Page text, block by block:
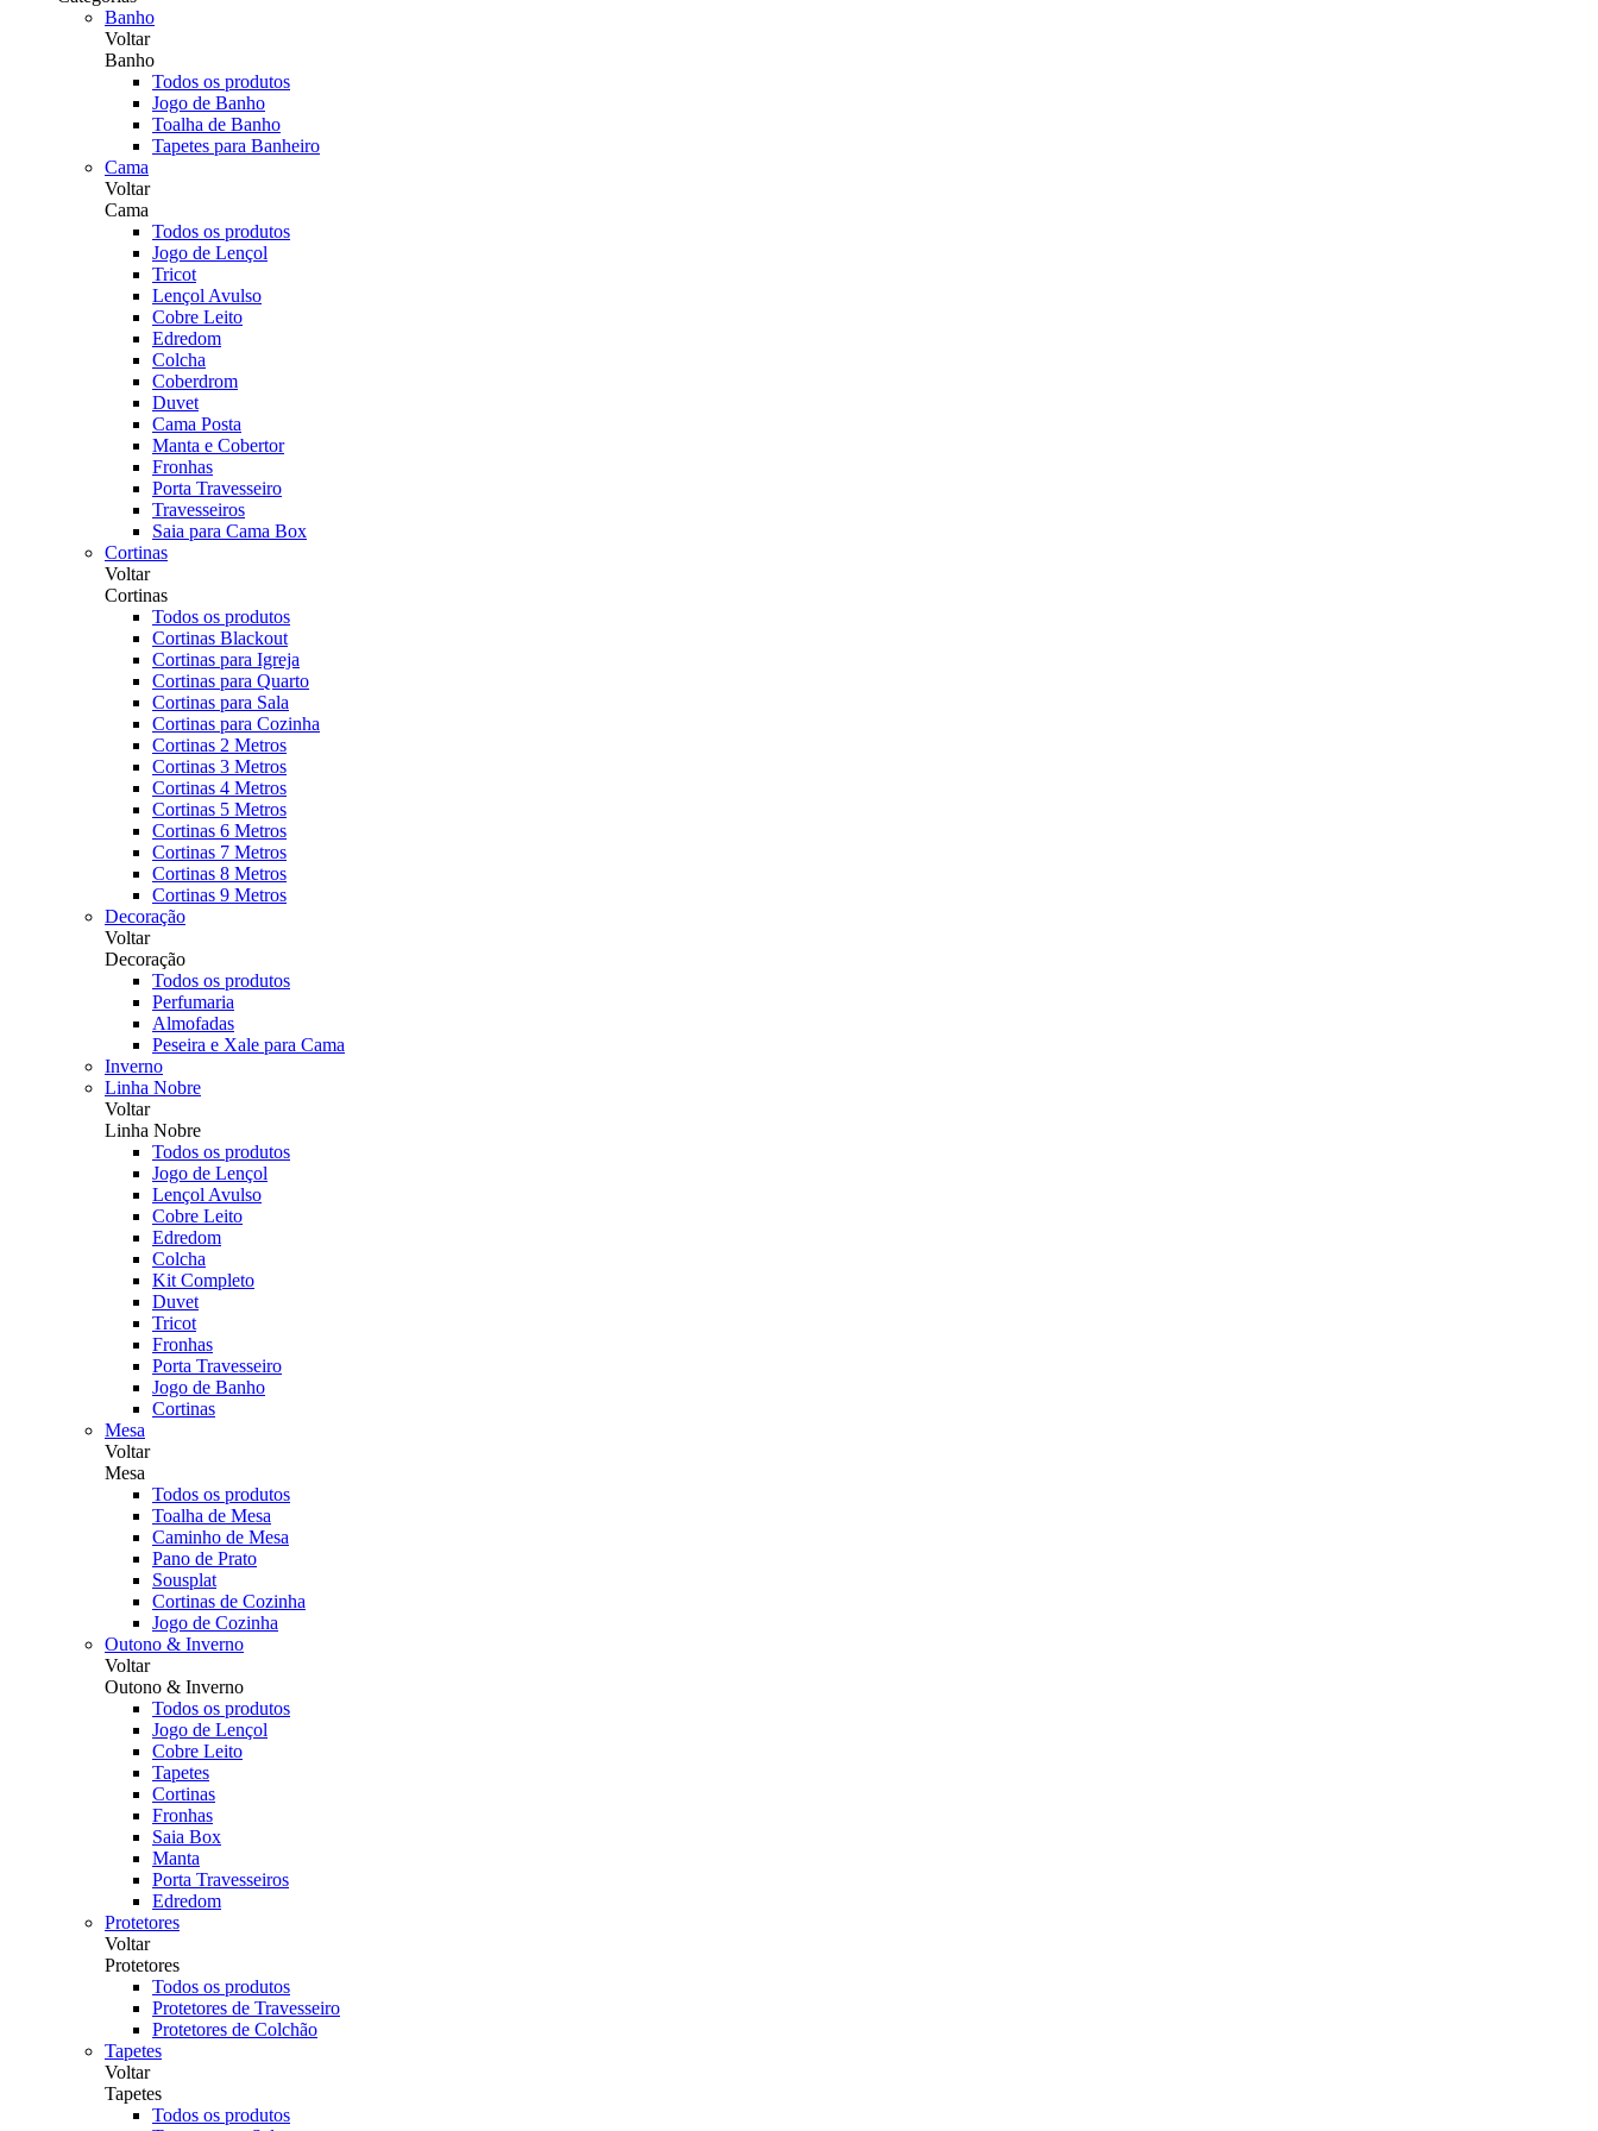
Banho
Voltar
Banho
Todos os produtos
Jogo de Banho
Toalha de Banho
Tapetes para Banheiro
Cama
Voltar
Cama
Todos os produtos
Jogo de Lençol
Tricot
Lençol Avulso
Cobre Leito
Edredom
Colcha
Coberdrom
Duvet
Cama Posta
Manta e Cobertor
Fronhas
Porta Travesseiro
Travesseiros
Saia para Cama Box
Cortinas
Voltar
Cortinas
Todos os produtos
Cortinas Blackout
Cortinas para Igreja
Cortinas para Quarto
Cortinas para Sala
Cortinas para Cozinha
Cortinas 2 Metros
Cortinas 3 Metros
Cortinas 4 Metros
Cortinas 5 Metros
Cortinas 6 Metros
Cortinas 7 Metros
Cortinas 8 Metros
Cortinas 9 Metros
Decoração
Voltar
Decoração
Todos os produtos
Perfumaria
Almofadas
Peseira e Xale para Cama
Inverno
Linha Nobre
Voltar
Linha Nobre
Todos os produtos
Jogo de Lençol
Lençol Avulso
Cobre Leito
Edredom
Colcha
Kit Completo
Duvet
Tricot
Fronhas
Porta Travesseiro
Jogo de Banho
Cortinas
Mesa
Voltar
Mesa
Todos os produtos
Toalha de Mesa
Caminho de Mesa
Pano de Prato
Sousplat
Cortinas de Cozinha
Jogo de Cozinha
Outono & Inverno
Voltar
Outono & Inverno
Todos os produtos
Jogo de Lençol
Cobre Leito
Tapetes
Cortinas
Fronhas
Saia Box
Manta
Porta Travesseiros
Edredom
Protetores
Voltar
Protetores
Todos os produtos
Protetores de Travesseiro
Protetores de Colchão
Tapetes
Voltar
Tapetes
Todos os produtos